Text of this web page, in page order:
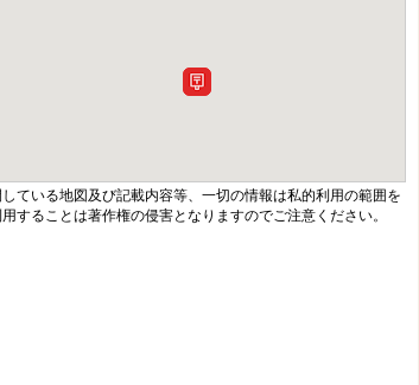
ている地図及び記載内容等、一切の情報は私的利用の範囲を
することは著作権の侵害となりますのでご注意ください。